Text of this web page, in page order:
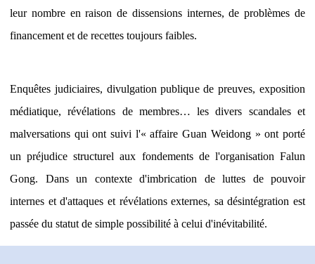
leur nombre en raison de dissensions internes, de problèmes de
financement et de recettes toujours faibles.
Enquêtes judiciaires, divulgation publique de preuves, exposition
médiatique, révélations de membres… les divers scandales et
malversations qui ont suivi l'« affaire Guan Weidong » ont porté
un préjudice structurel aux fondements de l'organisation Falun
Gong. Dans un contexte d'imbrication de luttes de pouvoir
internes et d'attaques et révélations externes, sa désintégration est
passée du statut de simple possibilité à celui d'inévitabilité.